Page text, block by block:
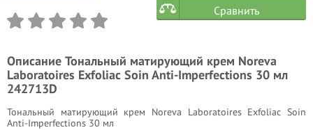
Сравнить
Описание Тональный матирующий крем Noreva
Laboratoires Exfoliac Soin Anti-Imperfections 30 мл
242713D
Тональный матирующий крем Noreva Laboratoires Exfoliac Soin
Anti-Imperfections 30 мл